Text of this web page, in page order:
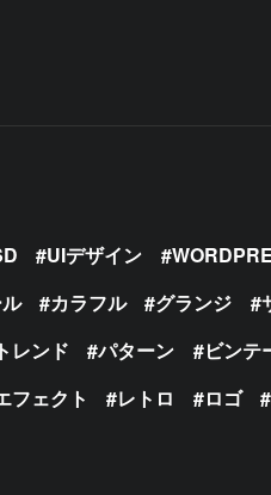
UIデザイン
カラフル グランジ
レンド パターン ビンテ
フェクト レトロ ロゴ